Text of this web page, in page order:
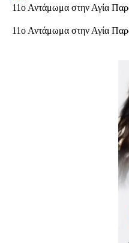
Αρχική
11ο Αντάμωμα στην Αγία
11ο Αντάμωμα στην Αγία